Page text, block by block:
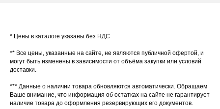
* Цены в каталоге указаны без НДС
** Все цены, указанные на сайте, не являются публичной офертой, и
могут быть изменены в зависимости от объёма закупки или условий
доставки.
*** Данные о наличии товара обновляются автоматически. Обращаем
Ваше внимание, что информация об остатках на сайте не гарантирует
наличие товара до оформления резервирующих его документов.